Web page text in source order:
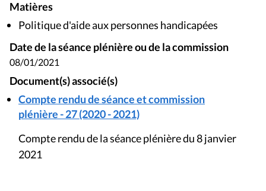
Matières
Politique d'aide aux personnes handicapées
Date de la séance plénière ou de la commission
08/01/2021
Document(s) associé(s)
Compte rendu de séance et commission
plénière - 27 (2020 - 2021)
Compte rendu de la séance plénière du 8 janvier
2021